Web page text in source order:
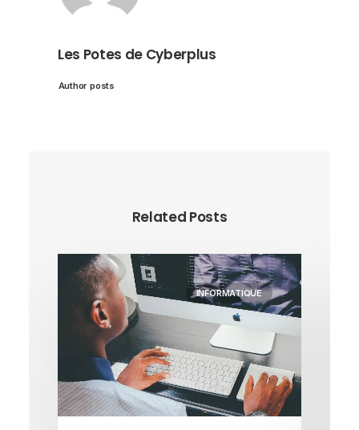
Les Potes de Cyberplus
Author posts
Related Posts
INFORMATIQUE